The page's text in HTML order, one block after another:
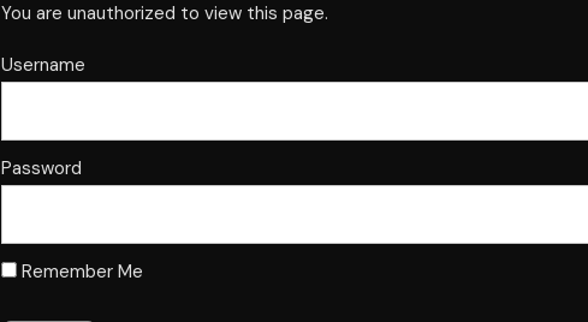
You are unauthorized to view this page.
Username
Password
Remember Me